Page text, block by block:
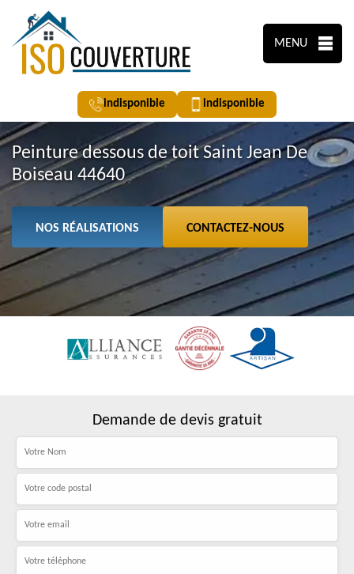
MENU
indisponible indisponible
Peinture dessous de toit Saint Jean De
Boiseau 44640
NOS RÉALISATIONS CONTACTEZ-NOUS
Demande de devis gratuit